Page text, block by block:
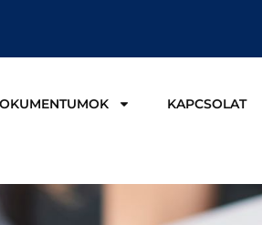
KAPCSOLAT